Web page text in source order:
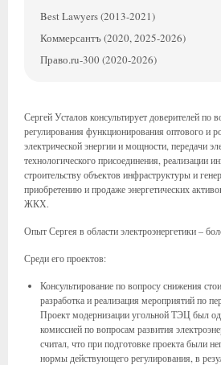
Best Lawyers (2013-2021)
Коммерсантъ (2020, 2025-2026)
Право.ru-300 (2020-2026)
Сергей Усталов консультирует доверителей по
регулирования функционирования оптового и
электрической энергии и мощности, передачи
технологического присоединения, реализации
строительству объектов инфраструктуры и
приобретению и продаже энергетических
ЖКХ.
Опыт Сергея в области электроэнергетики –
Среди его проектов:
Консультирование по вопросу снижения
разработка и реализация мероприятий по
Проект модернизации угольной ТЭЦ был
комиссией по вопросам развития
считал, что при подготовке проекта были
нормы действующего регулирования, в